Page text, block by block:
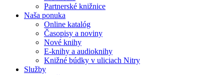
Partnerské knižnice
Naša ponuka
Online katalóg
Časopisy a noviny
Nové knihy
E-knihy a audioknihy
Knižné búdky v uliciach Nitry
Služby